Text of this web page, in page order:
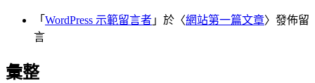
「 WordPress 示範留言者 」於〈網站第一篇文章〉發佈留
言
彙整